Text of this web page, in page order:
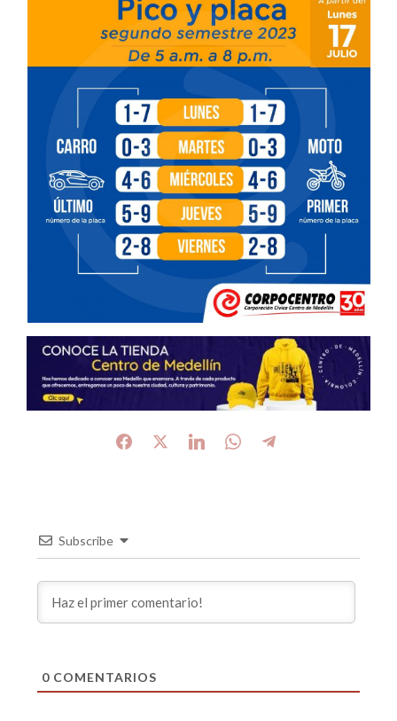
Subscribe
0COMENTARIOS